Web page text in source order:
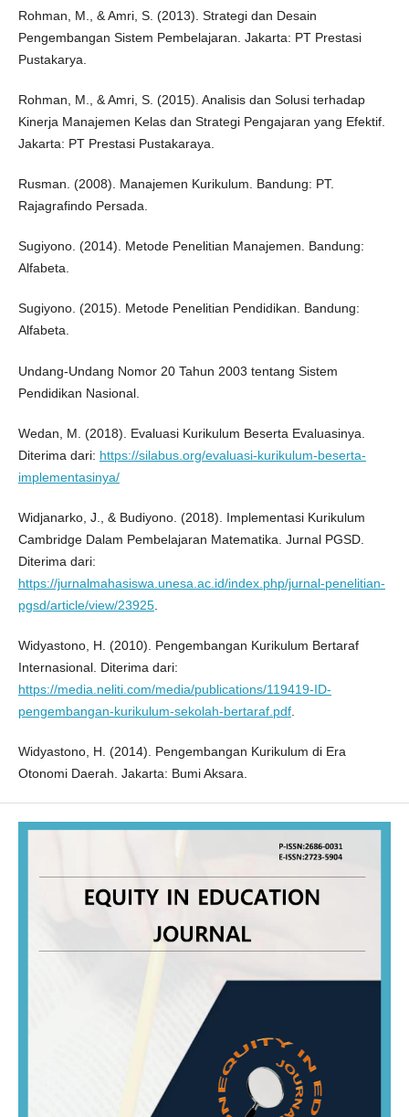
Rohman, M., & Amri, S. (2013). Strategi dan Desain
Pengembangan Sistem Pembelajaran. Jakarta: PT Prestasi
Pustakarya.
Rohman, M., & Amri, S. (2015). Analisis dan Solusi terhadap
Kinerja Manajemen Kelas dan Strategi Pengajaran yang Efektif.
Jakarta: PT Prestasi Pustakaraya.
Rusman. (2008). Manajemen Kurikulum. Bandung: PT.
Rajagrafindo Persada.
Sugiyono. (2014). Metode Penelitian Manajemen. Bandung:
Alfabeta.
Sugiyono. (2015). Metode Penelitian Pendidikan. Bandung:
Alfabeta.
Undang-Undang Nomor 20 Tahun 2003 tentang Sistem
Pendidikan Nasional.
Wedan, M. (2018). Evaluasi Kurikulum Beserta Evaluasinya.
Diterima dari: https://silabus.org/evaluasi-kurikulum-beserta-
implementasinya/
Widjanarko, J., & Budiyono. (2018). Implementasi Kurikulum
Cambridge Dalam Pembelajaran Matematika. Jurnal PGSD.
Diterima dari:
https://jurnalmahasiswa.unesa.ac.id/index.php/jurnal-penelitian-
pgsd/article/view/23925.
Widyastono, H. (2010). Pengembangan Kurikulum Bertaraf
Internasional. Diterima dari:
https://media.neliti.com/media/publications/119419-ID-
pengembangan-kurikulum-sekolah-bertaraf.pdf.
Widyastono, H. (2014). Pengembangan Kurikulum di Era
Otonomi Daerah. Jakarta: Bumi Aksara.